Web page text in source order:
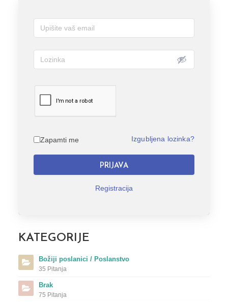
Zapamti me Izgubljena lozinka?
PRIJAVA
Registracija
KATEGORIJE
Božiji poslanici / Poslanstvo
35 Pitanja
Brak
75 Pitanja